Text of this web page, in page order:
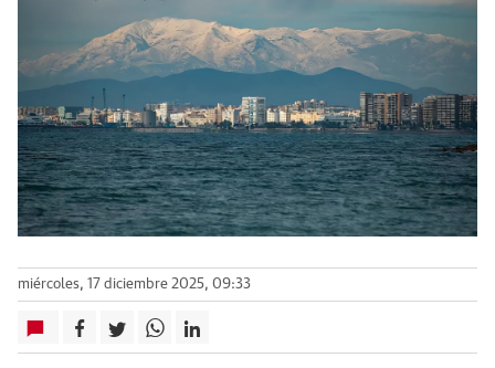
miércoles, 17 diciembre 2025, 09:33